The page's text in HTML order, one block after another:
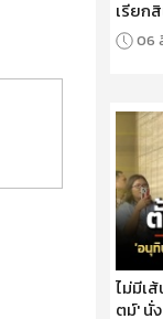
เรียก
06
ไม่มีเ
ตม์' นั่